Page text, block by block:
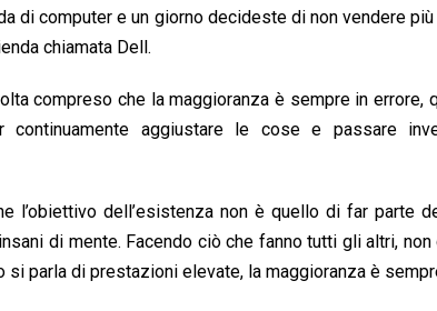
di computer e un giorno decideste di non vendere
chiamata Dell.
compreso che la maggioranza è sempre in errore,
aggiustare le cose e passare
l’obiettivo dell’esistenza non è quello di far parte
di mente. Facendo ciò che fanno tutti gli altri,
parla di prestazioni elevate, la maggioranza è